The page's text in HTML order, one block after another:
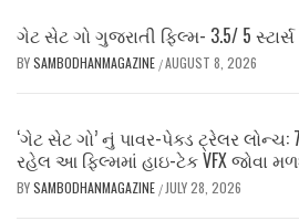
ગેટ સેટ ગો ગુજરાતી ફિલ્મ- 3.5/ 5 સ્ટાર્સ
BYSAMBODHANMAGAZINE /AUGUST 8, 2026
‘ગેટ સેટ ગો’ નું પાવર-પેક્ડ ટ્રેલર
રહેલ આ ફિલ્મમાં હાઇ-ટેક VFX જોવા
BYSAMBODHANMAGAZINE / JULY 28, 2026